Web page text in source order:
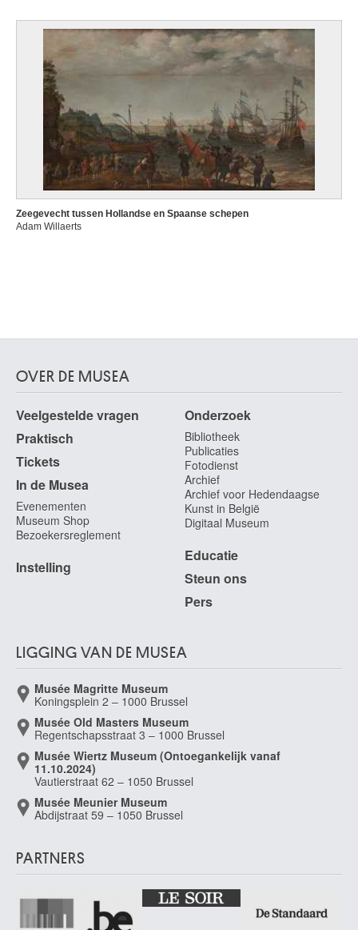
Zeegevecht tussen Hollandse en Spaanse schepen
Adam Willaerts
OVER DE MUSEA
Veelgestelde vragen
Praktisch
Tickets
In de Musea
Evenementen
Museum Shop
Bezoekersreglement
Instelling
Onderzoek
Bibliotheek
Publicaties
Fotodienst
Archief
Archief voor Hedendaagse
Kunst in België
Digitaal Museum
Educatie
Steun ons
Pers
LIGGING VAN DE MUSEA
Musée Magritte Museum
Koningsplein 2 – 1000 Brussel
Musée Old Masters Museum
Regentschapsstraat 3 – 1000 Brussel
Musée Wiertz Museum (Ontoegankelijk vanaf
11.10.2024)
Vautierstraat 62 – 1050 Brussel
Musée Meunier Museum
Abdijstraat 59 – 1050 Brussel
PARTNERS